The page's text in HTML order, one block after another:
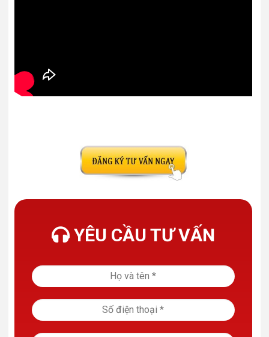
YÊU CẦU TƯ VẤN